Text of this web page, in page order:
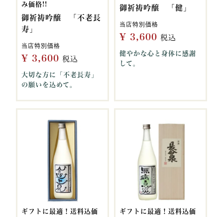
み価格!!
御祈祷吟醸 「不老長
寿」
当店特別価格
¥ 3,600 税込
大切な方に「不老長寿」
の願いを込めて。
御祈祷吟醸 「健」
当店特別価格
¥ 3,600 税込
健やかな心と身体に感謝
して。
ギフトに最適！送料込価
ギフトに最適！送料込価